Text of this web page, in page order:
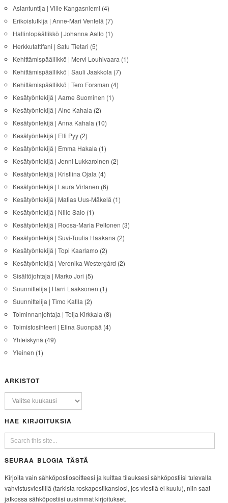
Asiantuntija | Ville Kangasniemi (4)
Erikoistutkija | Anne-Mari Ventelä (7)
Hallintopäällikkö | Johanna Aalto (1)
Herkkutattifani | Satu Tietari (5)
Kehittämispäällikkö | Mervi Louhivaara (1)
Kehittämispäällikkö | Sauli Jaakkola (7)
Kehittämispäällikkö | Tero Forsman (4)
Kesätyöntekijä | Aarne Suominen (1)
Kesätyöntekijä | Aino Kahala (2)
Kesätyöntekijä | Anna Kahala (10)
Kesätyöntekijä | Elli Pyy(2)
Kesätyöntekijä | Emma Hakala (1)
Kesätyöntekijä | Jenni Lukkaroinen (2)
Kesätyöntekijä | Kristiina Ojala (4)
Kesätyöntekijä | Laura Virtanen (6)
Kesätyöntekijä | Matias Uus-Mäkelä (1)
Kesätyöntekijä | Niilo Salo (1)
Kesätyöntekijä | Roosa-Maria Peltonen (3)
Kesätyöntekijä | Suvi-Tuulia Haakana (2)
Kesätyöntekijä | Topi Kaarlamo (2)
Kesätyöntekijä | Veronika Westergård (2)
Sisältöjohtaja | Marko Jori (5)
Suunnittelija | Harri Laaksonen (1)
Suunnittelija | Timo Katila (2)
Toiminnanjohtaja | Teija Kirkkala (8)
Toimistosihteeri | Elina Suonpää (4)
Yhteiskynä (49)
Yleinen (1)
ARKISTOT
HAE KIRJOITUKSIA
SEURAA BLOGIA TÄSTÄ
Kirjoita vain sähköpostiosoitteesi ja kuittaa tilauksesi sähköpostiisi tulevalla
vahvistusviestillä (tarkista roskapostikansiosi, jos viestiä ei kuulu), niin saat
jatkossa sähköpostiisi uusimmat kirjoitukset.